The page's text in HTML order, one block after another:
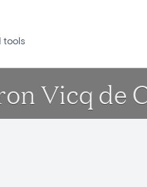
tools
Vicq de